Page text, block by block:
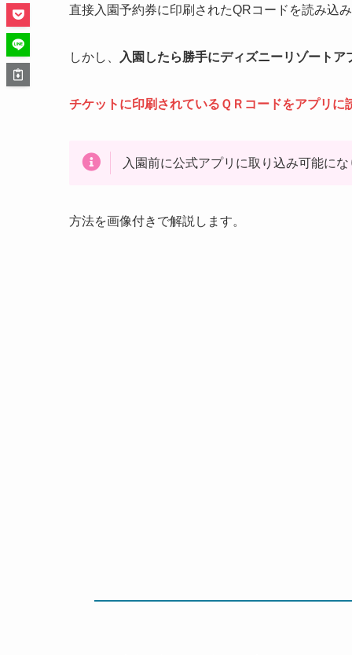
直接入園予約券に印刷されたQRコードを読み込
しかし、 入園したら勝手にディズニーリゾート
チケットに印刷されているＱＲコードをアプリに
入園前に公式アプリに取り込み可能に
方法を画像付きで解説します。